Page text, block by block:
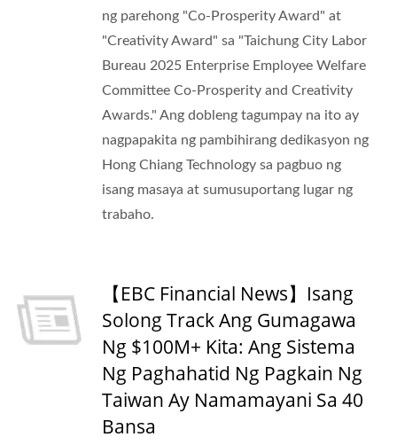
ng parehong "Co-Prosperity Award" at
"Creativity Award" sa "Taichung City Labor
Bureau 2025 Enterprise Employee Welfare
Committee Co-Prosperity and Creativity
Awards." Ang dobleng tagumpay na ito ay
nagpapakita ng pambihirang dedikasyon ng
Hong Chiang Technology sa pagbuo ng
isang masaya at sumusuportang lugar ng
trabaho.
【EBC Financial News】Isang
Solong Track Ang Gumagawa
Ng $100M+ Kita: Ang Sistema
Ng Paghahatid Ng Pagkain Ng
Taiwan Ay Namamayani Sa 40
Bansa